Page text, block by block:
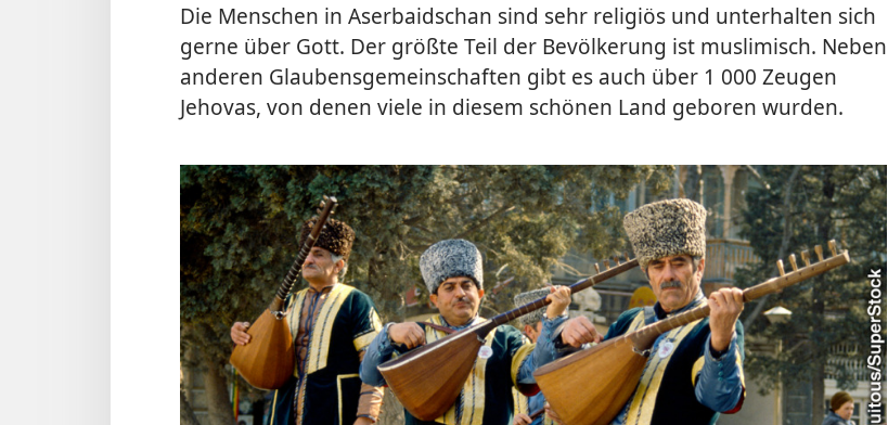
Die Menschen in Aserbaidschan sind sehr religiös und unterhalten sich
gerne über Gott. Der größte Teil der Bevölkerung ist muslimisch. Neben
anderen Glaubensgemeinschaften gibt es auch über 1 000 Zeugen
Jehovas, von denen viele in diesem schönen Land geboren wurden.